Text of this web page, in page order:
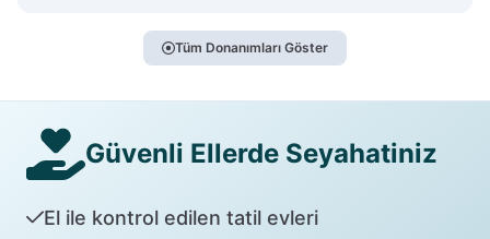
Tüm Donanımları Göster
Güvenli Ellerde Seyahatiniz
El ile kontrol edilen tatil evleri